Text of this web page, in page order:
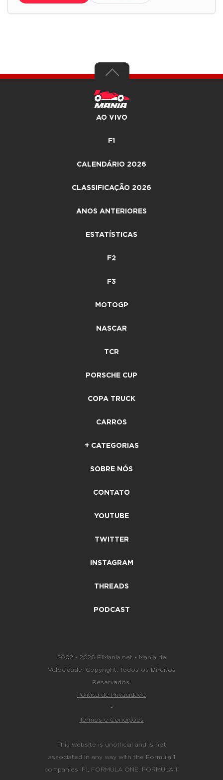
AO VIVO
F1
CALENDÁRIO 2026
CLASSIFICAÇÃO 2026
ANOS ANTERIORES
ESTATÍSTICAS
F2
F3
MOTOGP
NASCAR
TCR
PORSCHE CUP
COPA TRUCK
CARROS
+ CATEGORIAS
SOBRE NÓS
CONTATO
YOUTUBE
TWITTER
INSTAGRAM
THREADS
PODCAST
2002 - 2026 F1Mania.net - Mania de
Velocidade. Copyright. Todos os Direitos
Reservados.
Política de Privacidade
-
Termos e Condições
This website is unofficial and is not
associated in any way with the Formula 1
companies. F1, FORMULA ONE, FORMULA 1,